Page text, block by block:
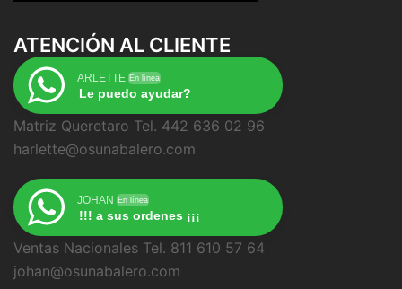
ATENCIÓN AL CLIENTE
ARLETTE En línea
Le puedo ayudar?
Matriz Queretaro Tel. 442 636 02 96
harlette@osunabalero.com
JOHAN En línea
!!! a sus ordenes ¡¡¡
Ventas Nacionales Tel. 811 610 57 64
johan@osunabalero.com